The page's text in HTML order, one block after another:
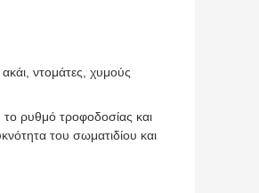
ντομάτες, χυμούς
το ρυθμό τροφοδοσίας και
του σωματιδίου και